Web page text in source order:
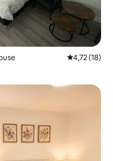
Évaluation
4,72 (18)